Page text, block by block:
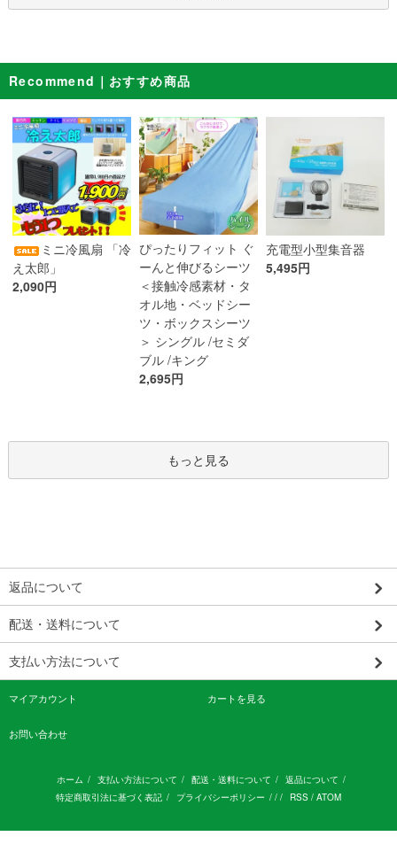
Recommend｜おすすめ商品
ミニ冷風扇 「冷
え太郎」
2,090円
ぴったりフィット ぐ
ーんと伸びるシーツ
＜接触冷感素材・タ
オル地・ベッドシー
ツ・ボックスシーツ
＞ シングル /セミダ
ブル /キング
2,695円
充電型小型集音器
5,495円
もっと見る
返品について
配送・送料について
支払い方法について
マイアカウント カートを見る
お問い合わせ
ホーム / 支払い方法について / 配送・送料について / 返品について /
特定商取引法に基づく表記 / プライバシーポリシー / / / RSS / ATOM